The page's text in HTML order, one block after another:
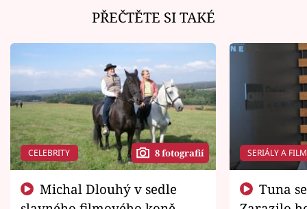
PŘEČTĚTE SI TAKÉ
CELEBRITY 8 fotografií SERIÁLY A